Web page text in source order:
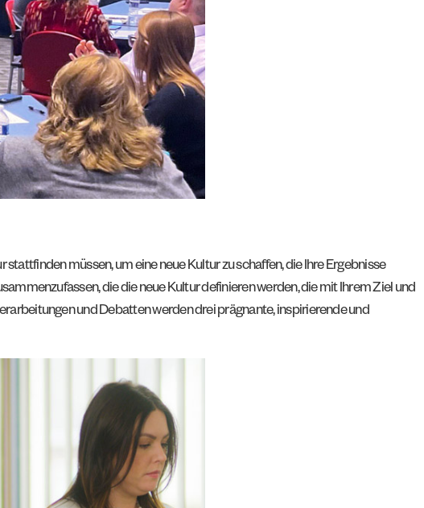
müssen, um eine neue Kultur zu schaffen, die Ihre Ergebnisse
die die neue Kultur definieren werden, die mit Ihrem Ziel und
und Debatten werden drei prägnante, inspirierende und